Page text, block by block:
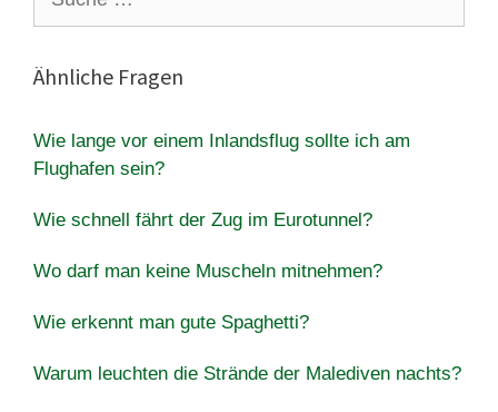
nach:
Ähnliche Fragen
Wie lange vor einem Inlandsflug sollte ich am
Flughafen sein?
Wie schnell fährt der Zug im Eurotunnel?
Wo darf man keine Muscheln mitnehmen?
Wie erkennt man gute Spaghetti?
Warum leuchten die Strände der Malediven nachts?